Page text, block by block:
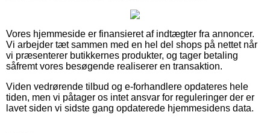
Vores hjemmeside er finansieret af indtægter fra annoncer.
Vi arbejder tæt sammen med en hel del shops på nettet når
vi præsenterer butikkernes produkter, og tager betaling
såfremt vores besøgende realiserer en transaktion.
Viden vedrørende tilbud og e-forhandlere opdateres hele
tiden, men vi påtager os intet ansvar for reguleringer der er
lavet siden vi sidste gang opdaterede hjemmesidens data.